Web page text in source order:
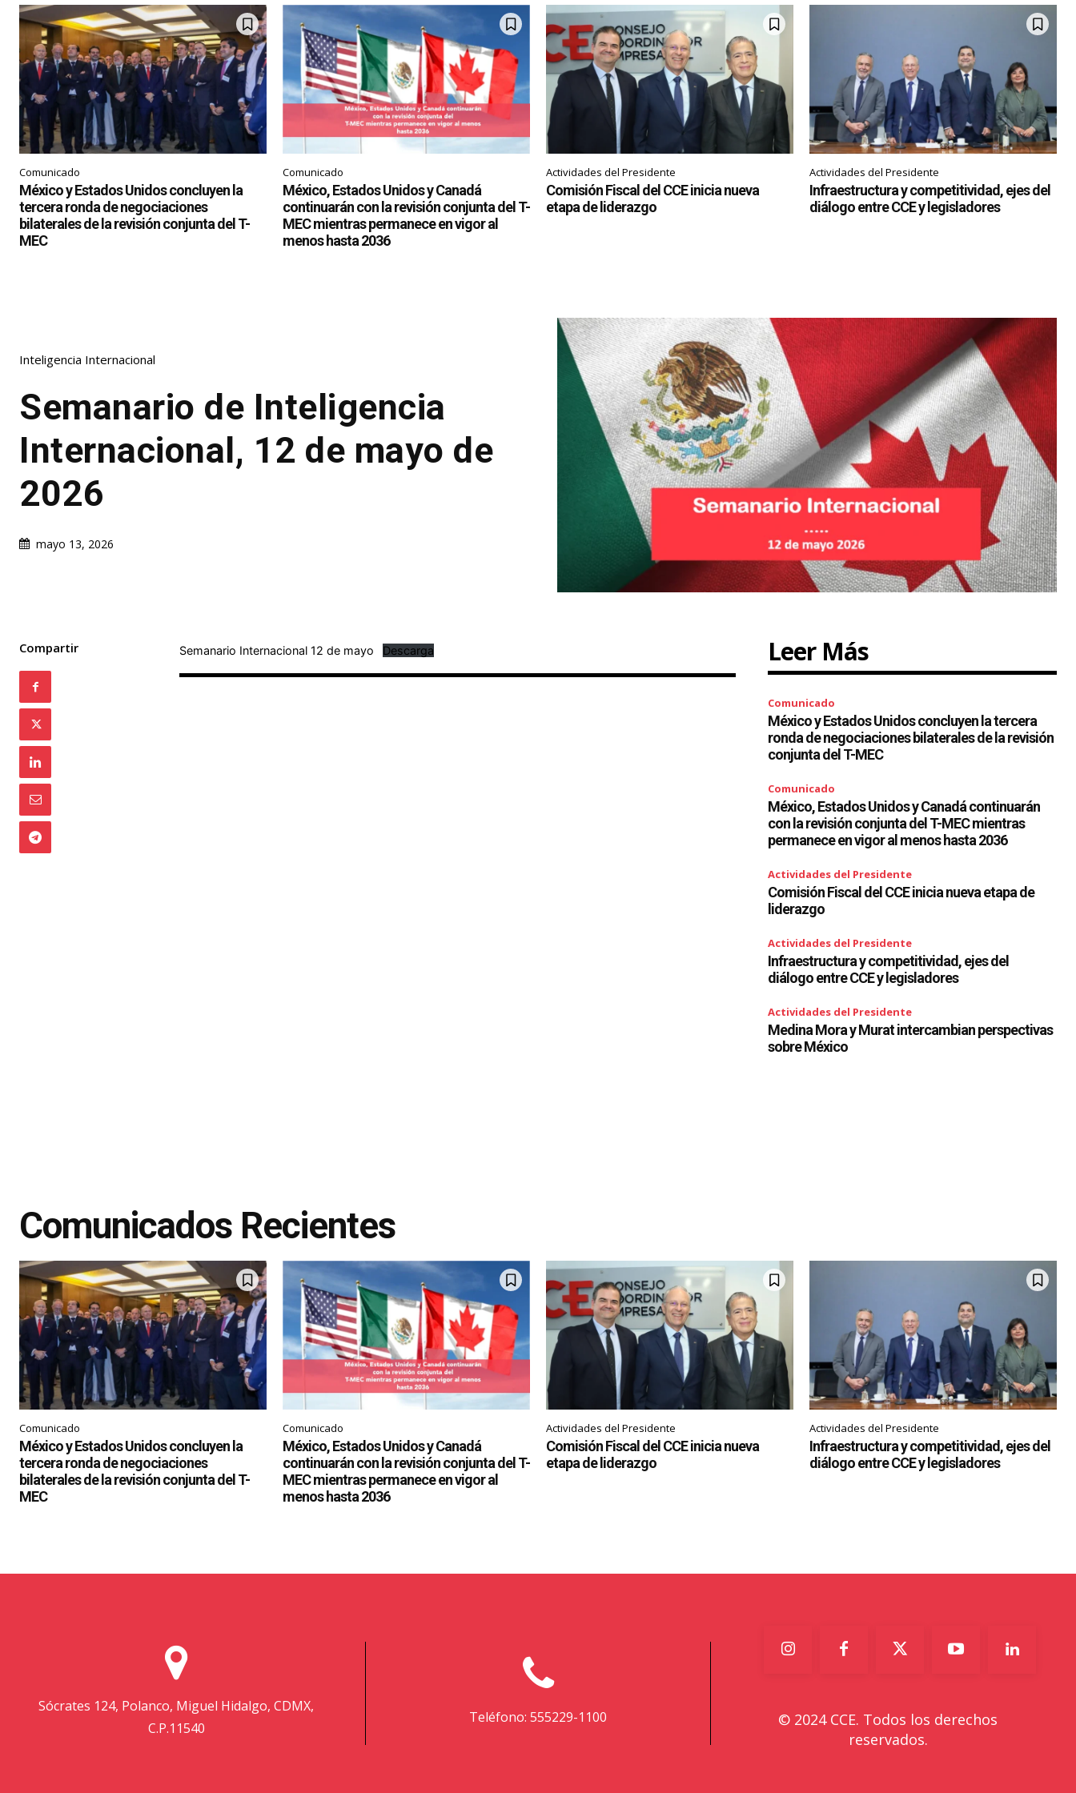
Comunicado
México y Estados Unidos concluyen la
tercera ronda de negociaciones
bilaterales de la revisión conjunta del T-
MEC
Comunicado
México, Estados Unidos y Canadá
continuarán con la revisión conjunta del T-
MEC mientras permanece en vigor al
menos hasta 2036
Actividades del Presidente
Comisión Fiscal del CCE inicia nueva
etapa de liderazgo
Actividades del Presidente
Infraestructura y competitividad, ejes del
diálogo entre CCE y legisladores
Sócrates 124, Polanco, Miguel Hidalgo, CDMX,
C.P.11540
Teléfono: 555229-1100
© 2024 CCE. Todos los derechos
reservados.